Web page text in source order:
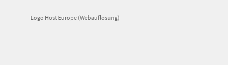
Logo Host Europe (Webauflösung)